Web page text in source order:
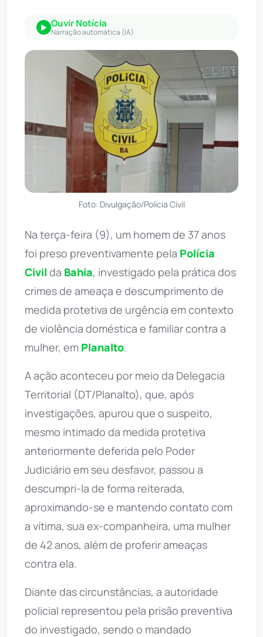
Ouvir Notícia
Narração automática (IA)
Foto: Divulgação/Polícia Civil
Na terça-feira (9), um homem de 37 anos
foi preso preventivamente pela Polícia
Civil da Bahia, investigado pela prática dos
crimes de ameaça e descumprimento de
medida protetiva de urgência em contexto
de violência doméstica e familiar contra a
mulher, em Planalto.
A ação aconteceu por meio da Delegacia
Territorial (DT/Planalto), que, após
investigações, apurou que o suspeito,
mesmo intimado da medida protetiva
anteriormente deferida pelo Poder
Judiciário em seu desfavor, passou a
descumpri-la de forma reiterada,
aproximando-se e mantendo contato com
a vítima, sua ex-companheira, uma mulher
de 42 anos, além de proferir ameaças
contra ela.
Diante das circunstâncias, a autoridade
policial representou pela prisão preventiva
do investigado, sendo o mandado